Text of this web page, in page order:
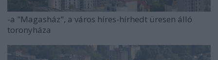
-a "Magasház", a város híres-hírhedt üresen álló
toronyháza